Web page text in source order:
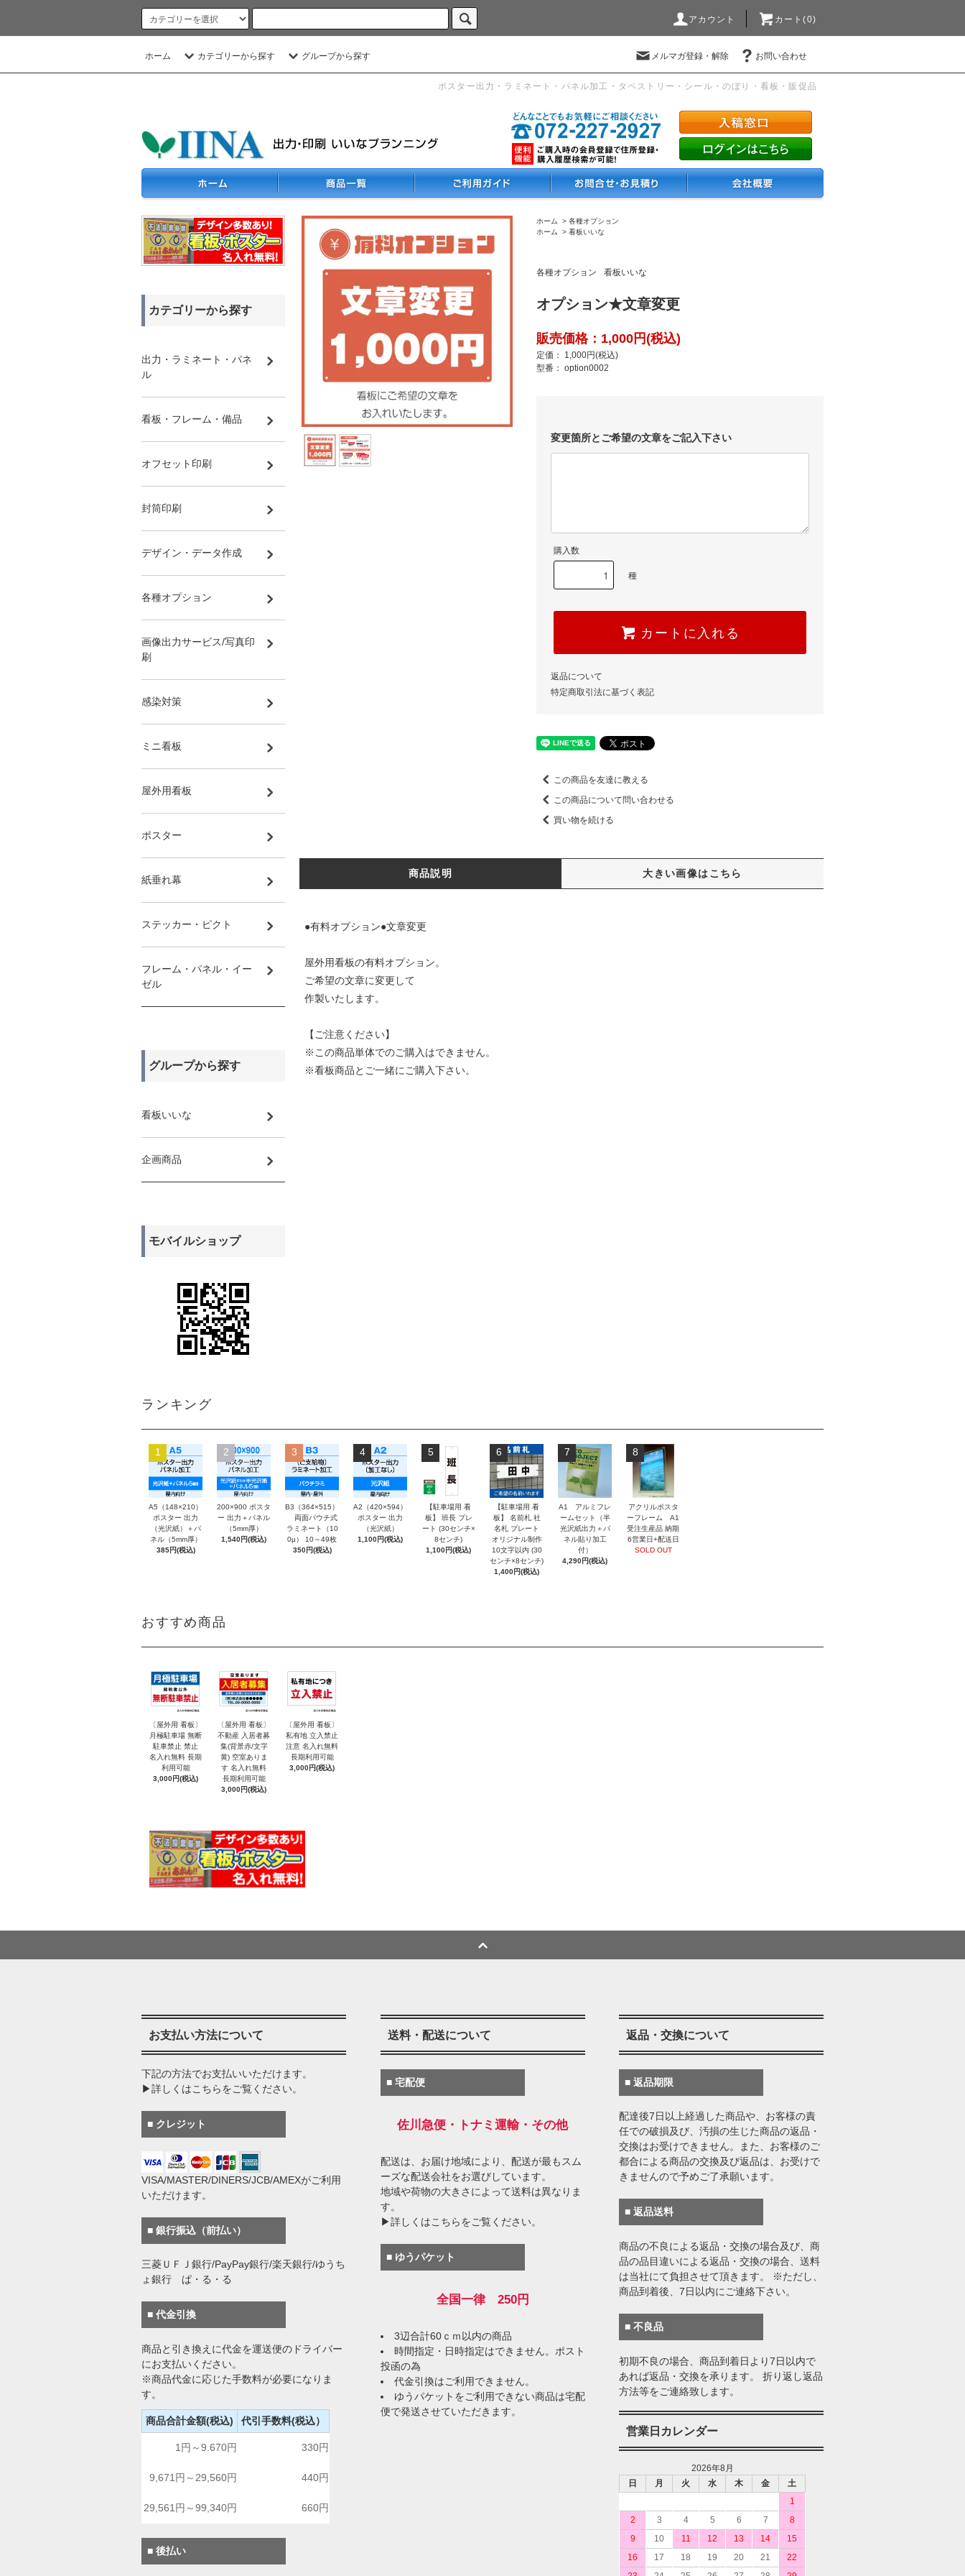
アカウント カート(0)
ホーム カテゴリーから探す グループから探す メルマガ登録・解除 お問い合わせ
ポスター出力・ラミネート・パネル加工・タペストリー・シール・のぼり・看板・販促品
ホーム > 各種オプション
ホーム
> 看板いいな
各種オプション 看板いいな
オプション★文章変更
販売価格：1,000円(税込)
定価： 1,000円(税込)
型番： option0002
変更箇所とご希望の文章をご記入下さい
購入数
種
カートに入れる
返品について
特定商取引法に基づく表記
この商品を友達に教える
この商品について問い合わせる
買い物を続ける
商品説明 大きい画像はこちら
●有料オプション●文章変更
屋外用看板の有料オプション。
ご希望の文章に変更して
作製いたします。
【ご注意ください】
※この商品単体でのご購入はできません。
※看板商品とご一緒にご購入下さい。
カテゴリーから探す
出力・ラミネート・パネ
ル
看板・フレーム・備品
オフセット印刷
封筒印刷
デザイン・データ作成
各種オプション
画像出力サービス/写真印
刷
感染対策
ミニ看板
屋外用看板
ポスター
紙垂れ幕
ステッカー・ピクト
フレーム・パネル・イー
ゼル
グループから探す
看板いいな
企画商品
モバイルショップ
ランキング
1
A5（148×210）
ポスター 出力
（光沢紙）＋パ
ネル（5mm厚）
385円(税込)
2
200×900 ポスタ
ー 出力＋パネル
（5mm厚）
1,540円(税込)
3
B3（364×515）
両面パウチ式
ラミネート（10
0μ） 10～49枚
350円(税込)
4
A2（420×594）
ポスター 出力
（光沢紙）
1,100円(税込)
5
【駐車場用 看
板】 班長 プレ
ート (30センチ×
8センチ)
1,100円(税込)
6
【駐車場用 看
板】 名前札 社
名札 プレート
オリジナル制作
10文字以内 (30
センチ×8センチ)
1,400円(税込)
7
A1 アルミフレ
ームセット（半
光沢紙出力＋パ
ネル貼り加工
付）
4,290円(税込)
8
アクリルポスタ
ーフレーム A1
受注生産品 納期
6営業日+配送日
SOLD OUT
おすすめ商品
〔屋外用 看板〕
月極駐車場 無断
駐車禁止 禁止
名入れ無料 長期
利用可能
3,000円(税込)
〔屋外用 看板〕
不動産 入居者募
集(背景赤/文字
黄) 空室ありま
す 名入れ無料
長期利用可能
3,000円(税込)
〔屋外用 看板〕
私有地 立入禁止
注意 名入れ無料
長期利用可能
3,000円(税込)
お支払い方法について
下記の方法でお支払いいただけます。
▶詳しくはこちらをご覧ください。
■ クレジット
VISA/MASTER/DINERS/JCB/AMEXがご利用
いただけます。
■ 銀行振込（前払い）
三菱ＵＦＪ銀行/PayPay銀行/楽天銀行/ゆうち
ょ銀行 ぱ・る・る
■ 代金引換
商品と引き換えに代金を運送便のドライバー
にお支払いください。
※商品代金に応じた手数料が必要になりま
す。
商品合計金額(税込) 代引手数料(税込）
1円～9.670円 330円
9,671円～29,560円 440円
29,561円～99,340円 660円
■ 後払い
送料・配送について
■ 宅配便
佐川急便・トナミ運輸・その他
配送は、お届け地域により、配送が最もスム
ーズな配送会社をお選びしています。
地域や荷物の大きさによって送料は異なりま
す。
▶詳しくはこちらをご覧ください。
■ ゆうパケット
全国一律 250円
3辺合計60ｃｍ以内の商品
時間指定・日時指定はできません。ポスト
投函の為
代金引換はご利用できません。
ゆうパケットをご利用できない商品は宅配
便で発送させていただきます。
返品・交換について
■ 返品期限
配達後7日以上経過した商品や、お客様の責
任での破損及び、汚損の生じた商品の返品・
交換はお受けできません。また、お客様のご
都合による商品の交換及び返品は、お受けで
きませんので予めご了承願います。
■ 返品送料
商品の不良による返品・交換の場合及び、商
品の品目違いによる返品・交換の場合、送料
は当社にて負担させて頂きます。 ※ただし、
商品到着後、7日以内にご連絡下さい。
■ 不良品
初期不良の場合、商品到着日より7日以内で
あれば返品・交換を承ります。 折り返し返品
方法等をご連絡致します。
営業日カレンダー
2026年8月
日
月 火 水 木 金
土
1
2
3 4 5 6 7
8
9
10 11 12 13 14
15
16
17 18 19 20 21
22